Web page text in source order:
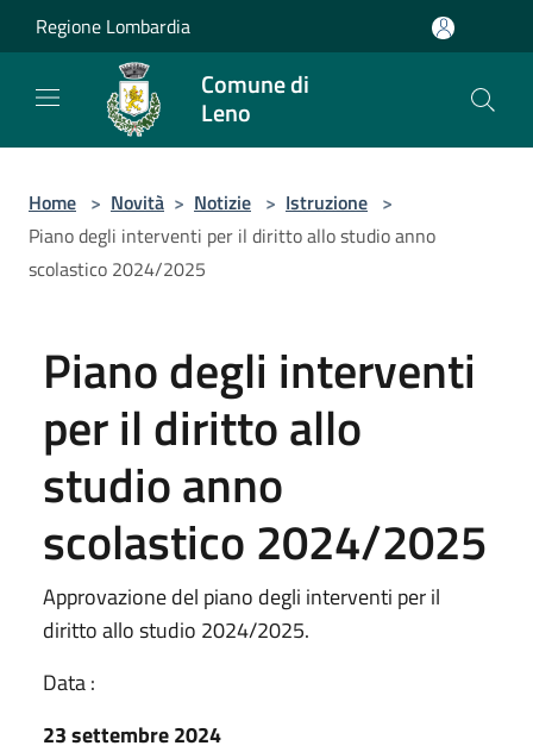
Salta al contenuto principale
Regione Lombardia
Comune di
Leno
Home > Novità > Notizie > Istruzione >
Piano degli interventi per il diritto allo studio anno
scolastico 2024/2025
Piano degli interventi
per il diritto allo
studio anno
scolastico 2024/2025
Approvazione del piano degli interventi per il
diritto allo studio 2024/2025.
Data :
23 settembre 2024